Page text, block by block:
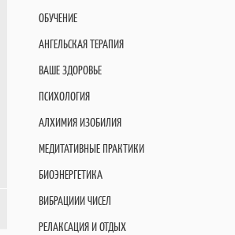
ОБУЧЕНИЕ
АНГЕЛЬСКАЯ ТЕРАПИЯ
ВАШЕ ЗДОРОВЬЕ
ПСИХОЛОГИЯ
АЛХИМИЯ ИЗОБИЛИЯ
МЕДИТАТИВНЫЕ ПРАКТИКИ
БИОЭНЕРГЕТИКА
ВИБРАЦИИИ ЧИСЕЛ
РЕЛАКСАЦИЯ И ОТДЫХ